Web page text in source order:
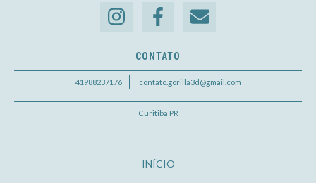
CONTATO
41988237176 contato.gorilla3d@gmail.com
Curitiba PR
INÍCIO